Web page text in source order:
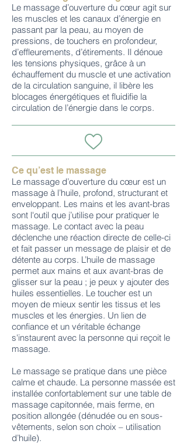
Le massage d’ouverture du cœur agit sur
les muscles et les canaux d’énergie en
passant par la peau, au moyen de
pressions, de touchers en profondeur,
d’effleurements, d’étirements. Il dénoue
les tensions physiques, grâce à un
échauffement du muscle et une activation
de la circulation sanguine, il libère les
blocages énergétiques et fluidifie la
circulation de l’énergie dans le corps.
Ce qu’est le massage
Le massage d’ouverture du cœur est un
massage à l’huile, profond, structurant et
enveloppant. Les mains et les avant-bras
sont l'outil que j’utilise pour pratiquer le
massage. Le contact avec la peau
déclenche une réaction directe de celle-ci
et fait passer un message de plaisir et de
détente au corps. L’huile de massage
permet aux mains et aux avant-bras de
glisser sur la peau ; je peux y ajouter des
huiles essentielles. Le toucher est un
moyen de mieux sentir les tissus et les
muscles et les énergies. Un lien de
confiance et un véritable échange
s'instaurent avec la personne qui reçoit le
massage.
Le massage se pratique dans une pièce
calme et chaude. La personne massée est
installée confortablement sur une table de
massage capitonnée, mais ferme, en
position allongée (dénudée ou en sous-
vêtements, selon son choix – utilisation
d’huile).